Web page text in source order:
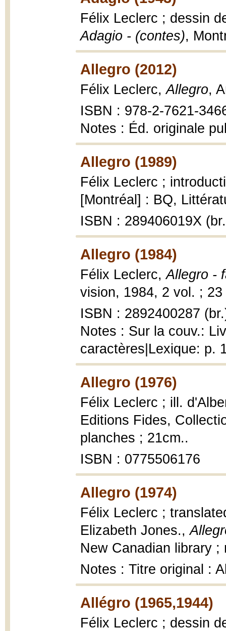
Félix Leclerc ; dessin
Adagio - (contes),
Allegro (2012)
Félix Leclerc,Allegro,
ISBN : 978-2-7621-
Notes : Éd. originale
Allegro (1989)
Félix Leclerc ;
[Montréal] : BQ,
ISBN : 289406019X
Allegro (1984)
Félix Leclerc,Allegro -
vision, 1984, 2 vol. ; 23
ISBN : 2892400287
Notes : Sur la couv.:
caractères|Lexique: p.
Allegro (1976)
Félix Leclerc ; ill.
Editions Fides,
planches ; 21cm..
ISBN : 0775506176
Allegro (1974)
Félix Leclerc ;
Elizabeth Jones.,
New Canadian library
Notes : Titre original :
Allégro (1965,1944)
Félix Leclerc ; dessin